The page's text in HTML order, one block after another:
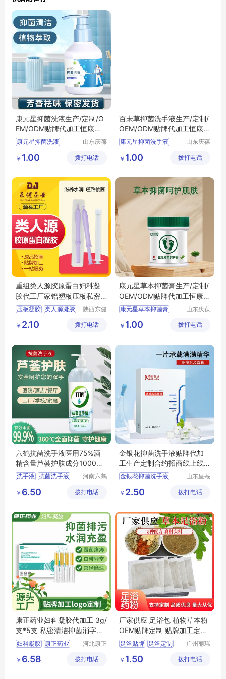
康元星抑菌洗液生产/定制/O
EM/ODM贴牌代加工恒康生
物医药
康元星抑菌洗液
OEMODM贴牌
恒康生物医药
山东庆葆
技有限公
￥ 1.00 拨打电话
百未草抑菌洗手液生产/定制/
OEM/ODM贴牌代加工恒康生
物医药
康元星抑菌洗手液
OEMODM贴牌
恒康生物医药
山东庆葆
技有限公
￥ 1.00 拨打电话
重组类人源胶原蛋白妇科凝
胶代工厂家铝塑板压板私密
贴牌加工定制
压板凝胶 类人源凝胶
重组类人源凝胶
陕西东健
公司
￥ 2.10 拨打电话
康元星草本抑菌膏生产/定制/
OEM/ODM贴牌代加工恒康生
物
康元星草本抑菌膏
OEMODM贴牌
恒康生物医药
山东庆葆
技有限公
￥ 1.00 拨打电话
六鹤抗菌洗手液医用75%酒
精含量芦荟护肤成分1000ml
大容量供医院
洗手液 抗菌洗手液
消毒洗手液
河南六鹤
有限公司
￥ 6.50 拨打电话
金银花抑菌洗手液贴牌代加
工生产定制合约招商线上线
下电商产
金银花抑菌洗手液
金银花抑菌洗手液ODM
金银花抑菌洗手液定制
山东皇菴
限公司
￥ 2.50 拨打电话
康正药业妇科凝胶代加工 3g/
支*5支 私密清洁抑菌消字号
OEM贴牌
妇科凝胶 康正药业
消字号加工
河北康正
公司
￥ 6.58 拨打电话
厂家供应 足浴包 植物草本粉
OEM贴牌定制 贴牌加工定制
批发-重名
足浴贴牌 足浴定制
足浴工厂
足浴中药包
广州丽瑶
有限公司
￥ 1.50 拨打电话